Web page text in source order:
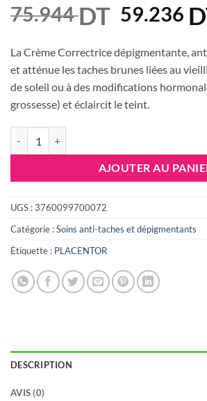
75.944DT Le
initial
était :
75.944
59.236
La Crème Correctrice dépigmentante,
et atténue les taches brunes liées au
de soleil ou à des modifications
grossesse) et éclaircit le teint.
AJOUTER AU
UGS :3760099700072
Catégorie :Soins anti-taches et dépigmentants
Étiquette : PLACENTOR
DESCRIPTION
AVIS (0)